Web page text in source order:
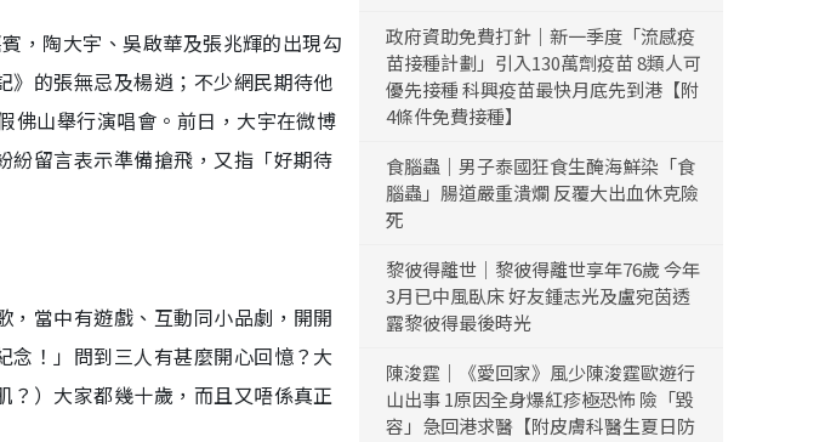
，陶大宇、吳啟華及張兆輝的出現勾
》的張無忌及楊逍；不少網民期待他
佛山舉行演唱會。前日，大宇在微博
紛留言表示準備搶飛，又指「好期待
當中有遊戲、互動同小品劇，開開
！」問到三人有甚麼開心回憶？大
）大家都幾十歲，而且又唔係真正
政府資助免費打針｜新一季度「流感疫
苗接種計劃」引入130萬劑疫苗 8類人可
優先接種 科興疫苗最快月底先到港【附
4條件免費接種】
食腦蟲｜男子泰國狂食生醃海鮮染「食
腦蟲」腸道嚴重潰爛 反覆大出血休克險
死
黎彼得離世｜黎彼得離世享年76歲 今年
3月已中風臥床 好友鍾志光及盧宛茵透
露黎彼得最後時光
陳浚霆｜《愛回家》風少陳浚霆歐遊行
山出事 1原因全身爆紅疹極恐怖 險「毀
容」急回港求醫【附皮膚科醫生夏日防